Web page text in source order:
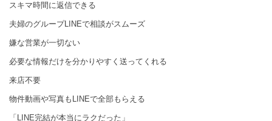
スキマ時間に返信できる
夫婦のグループLINEで相談がスムーズ
嫌な営業が一切ない
必要な情報だけを分かりやすく送ってくれる
来店不要
物件動画や写真もLINEで全部もらえる
「LINE完結が本当にラクだった」